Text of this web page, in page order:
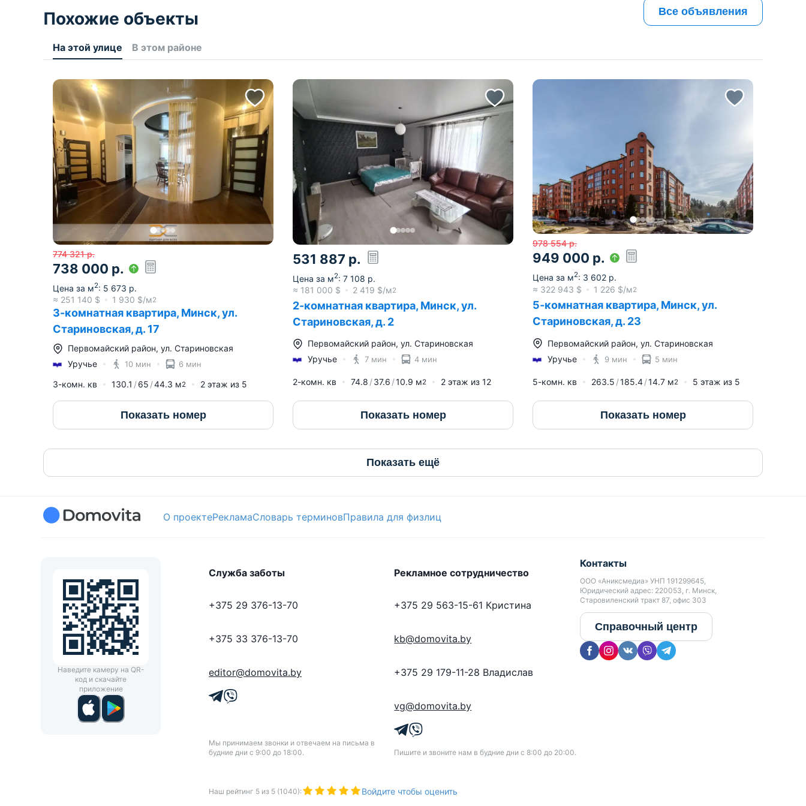
Похожие объекты Все объявления
На этой улице В этом районе
774 321 р.
738 000 р.
Цена за м2: 5 673 р.
≈ 251 140 $ 1 930 $/м2
3-комнатная квартира, Минск, ул.
Стариновская, д. 17
Первомайский район, ул. Стариновская
Уручье
10 мин 6 мин
3-комн. кв 130.1 65 44.3 м2 2 этаж из 5
Показать номер
531 887 р.
Цена за м2: 7 108 р.
≈ 181 000 $ 2 419 $/м2
2-комнатная квартира, Минск, ул.
Стариновская, д. 2
Первомайский район, ул. Стариновская
Уручье
7 мин 4 мин
2-комн. кв 74.8 37.6 10.9 м2 2 этаж из 12
Показать номер
978 554 р.
949 000 р.
Цена за м2: 3 602 р.
≈ 322 943 $ 1 226 $/м2
5-комнатная квартира, Минск, ул.
Стариновская, д. 23
Первомайский район, ул. Стариновская
Уручье
9 мин 5 мин
5-комн. кв 263.5 185.4 14.7 м2 5 этаж из 5
Показать номер
Показать ещё
О проектеРекламаСловарь терминовПравила для физлиц
Наведите камеру на QR-
код и скачайте
приложение
Служба заботы
+375 29 376-13-70
+375 33 376-13-70
editor@domovita.by
Мы принимаем звонки и отвечаем на письма в
будние дни с 9:00 до 18:00.
Рекламное сотрудничество
+375 29 563-15-61 Кристина
kb@domovita.by
+375 29 179-11-28 Владислав
vg@domovita.by
Пишите и звоните нам в будние дни с 8:00 до 20:00.
Контакты
ООО «Аниксмедиа» УНП 191299645,
Юридический адрес: 220053, г. Минск,
Старовиленский тракт 87, офис 303
Справочный центр
Наш рейтинг 5 из 5 (1040): Войдите чтобы оценить